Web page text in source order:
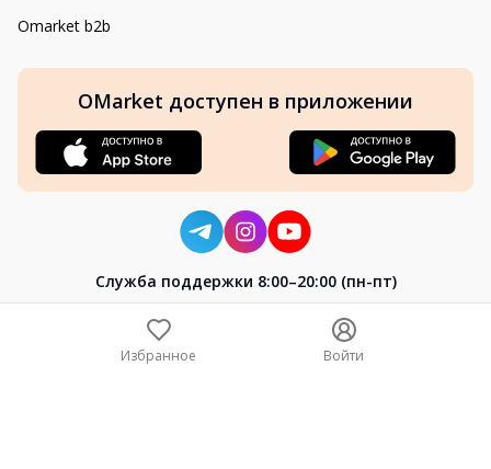
Omarket b2b
OMarket доступен в приложении
Cлужба поддержки 8:00–20:00 (пн-пт)
Избранное Войти